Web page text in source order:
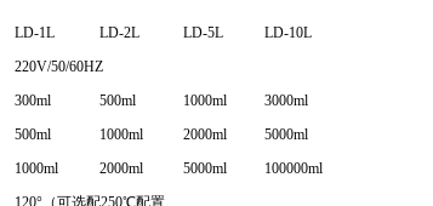
LD-1L LD-2L LD-5L
LD-10L
220V/50/60HZ
300ml 500ml 1000ml
3000ml
500ml 1000ml 2000ml
5000ml
1000ml 2000ml 5000ml
100000ml
120°（可选配250℃配置